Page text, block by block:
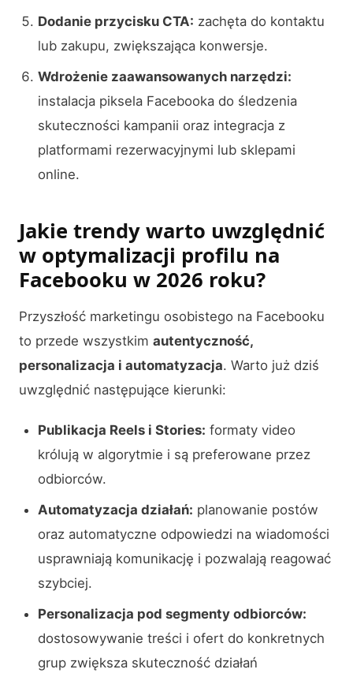
Dodanie przycisku CTA: zachęta do kontaktu
lub zakupu, zwiększająca konwersje.
Wdrożenie zaawansowanych narzędzi:
instalacja piksela Facebooka do śledzenia
skuteczności kampanii oraz integracja z
platformami rezerwacyjnymi lub sklepami
online.
Jakie trendy warto uwzględnić
w optymalizacji profilu na
Facebooku w 2026 roku?
Przyszłość marketingu osobistego na Facebooku
to przede wszystkim autentyczność,
personalizacja i automatyzacja. Warto już dziś
uwzględnić następujące kierunki:
Publikacja Reels i Stories: formaty video
królują w algorytmie i są preferowane przez
odbiorców.
Automatyzacja działań: planowanie postów
oraz automatyczne odpowiedzi na wiadomości
usprawniają komunikację i pozwalają reagować
szybciej.
Personalizacja pod segmenty odbiorców:
dostosowywanie treści i ofert do konkretnych
grup zwiększa skuteczność działań